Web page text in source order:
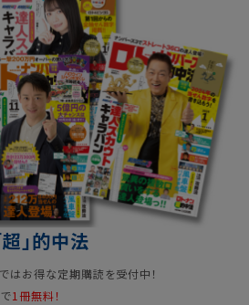
」的中法
ではお得な定期購読を受付中！
1冊無料！